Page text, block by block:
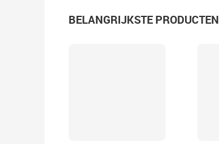
BELANGRIJKSTE PRODUCTEN